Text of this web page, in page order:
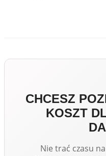
CHCESZ
KOSZT
Nie trać czasu